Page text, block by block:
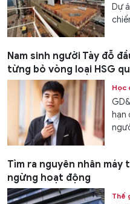
Dự
Nam sinh người Tày đỗ
từng bỏ vòng loại HSG
Học
hạn
Tìm ra nguyên nhân
ngừng hoạt động
Thế